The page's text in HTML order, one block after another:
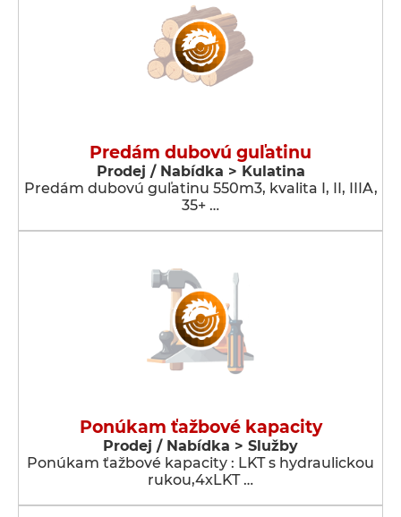
Predám dubovú guľatinu
Prodej / Nabídka > Kulatina
Predám dubovú guľatinu 550m3, kvalita I, II, IIIA,
35+ …
Ponúkam ťažbové kapacity
Prodej / Nabídka > Služby
Ponúkam ťažbové kapacity : LKT s hydraulickou
rukou,4xLKT …